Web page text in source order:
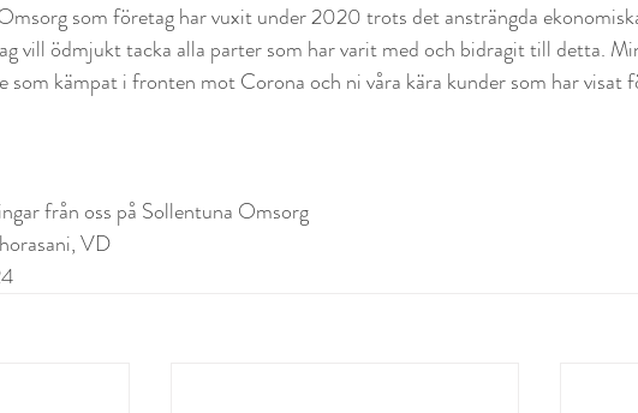
som företag har vuxit under 2020 trots det ansträngda
vill ödmjukt tacka alla parter som har varit med och bidragit till detta.
som kämpat i fronten mot Corona och ni våra kära kunder som har visat
från oss på Sollentuna Omsorg
VD